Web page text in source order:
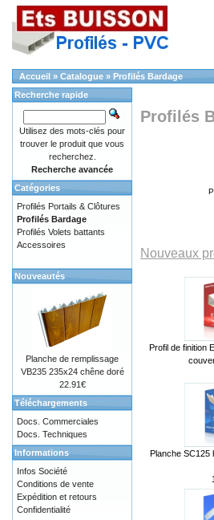
Accueil » Catalogue » Profilés Bardage
Profilés
Nouveaux
Profil de finition
Planche SC125
Recherche rapide
Utilisez des mots-clés pour
trouver le produit que vous
recherchez.
Recherche avancée
Catégories
Profilés Portails & Clôtures
Profilés Bardage
Profilés Volets battants
Accessoires
Nouveautés
Planche de remplissage
VB235 235x24 chêne doré
22.91€
Téléchargements
Docs. Commerciales
Docs. Techniques
Informations
Infos Société
Conditions de vente
Expédition et retours
Confidentialité